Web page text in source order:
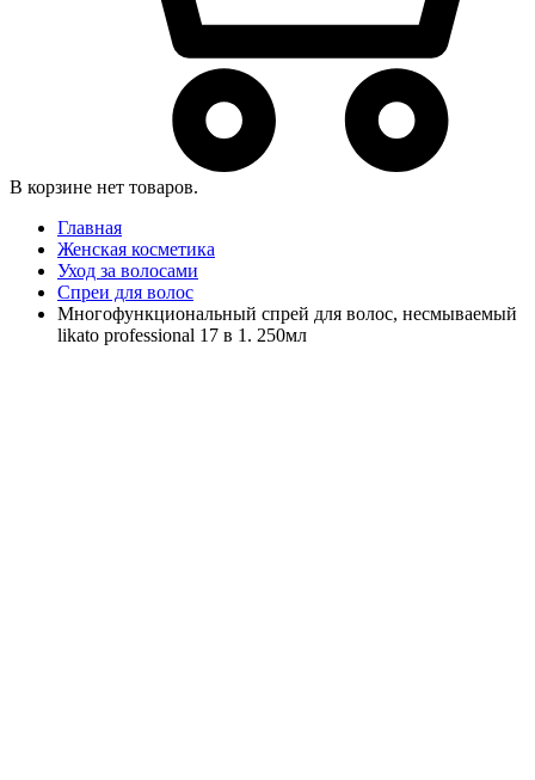
В корзине нет товаров.
Главная
Женская косметика
Уход за волосами
Спреи для волос
Многофункциональный спрей для волос, несмываемый
likato professional 17 в 1. 250мл